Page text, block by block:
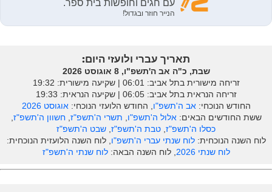
תאריך עברי ולועזי היום:
שבת, כ"ה אב ה'תשפ"ו, 8 אוגוסט 2026
זריחה מישורית בתל אביב: ‎06:01 | שקיעה מישורית: 19:32
זריחה הנראית בתל אביב: ‎06:05 | שקיעה הנראית: 19:33
החודש הנוכחי:אב ה'תשפ"ו, החודש הלועזי הנוכחי:אוגוסט 2026
ששת החודשים הבאים:אלול ה'תשפ"ו, תשרי ה'תשפ"ז, חשוון ה'תשפ"ז,
כסלו ה'תשפ"ז, טבת ה'תשפ"ז, שבט ה'תשפ"ז
לוח השנה הנוכחית:לוח שנתי עברי ה'תשפ"ו, לוח השנה הלועזית הנוכחית:
לוח שנתי 2026
, לוח השנה הבאה:לוח שנתי ה'תשפ"ז